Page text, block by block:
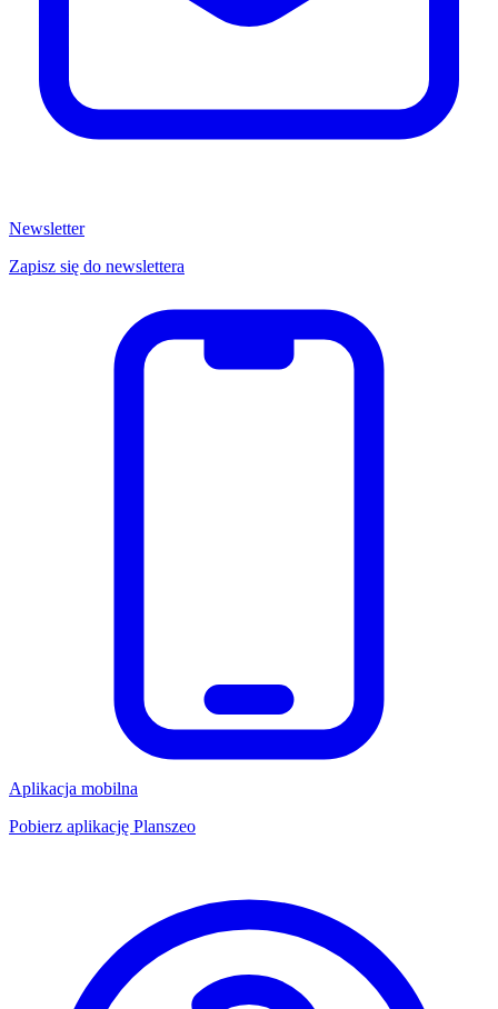
Newsletter
Zapisz się do newslettera
Aplikacja mobilna
Pobierz aplikację Planszeo